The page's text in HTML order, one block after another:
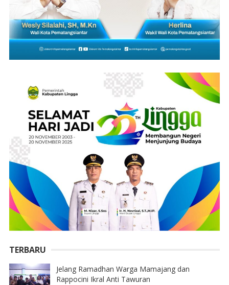
TERBARU
Jelang Ramadhan Warga Mamajang dan
Rappocini Ikral Anti Tawuran